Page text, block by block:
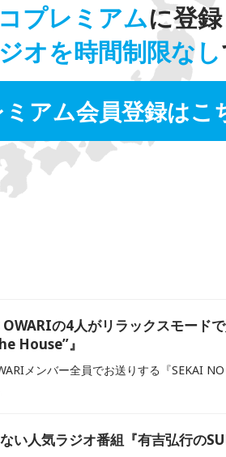
プレミアムに登
オを時間制限なし
アム会員登録はこ
の4人がリラックスモード
House”』
い人気ラジオ番組『有吉弘行の